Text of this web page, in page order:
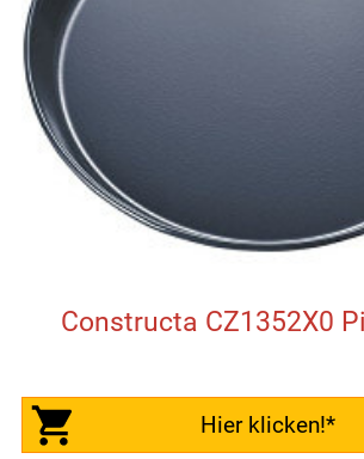
Constructa CZ1352X0
Hier klicken!*